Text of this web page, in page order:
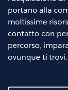
portano alla
moltissime
contatto con
percorso,
ovunque ti trovi.